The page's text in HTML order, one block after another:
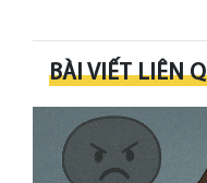
BÀI VIẾT LIÊN